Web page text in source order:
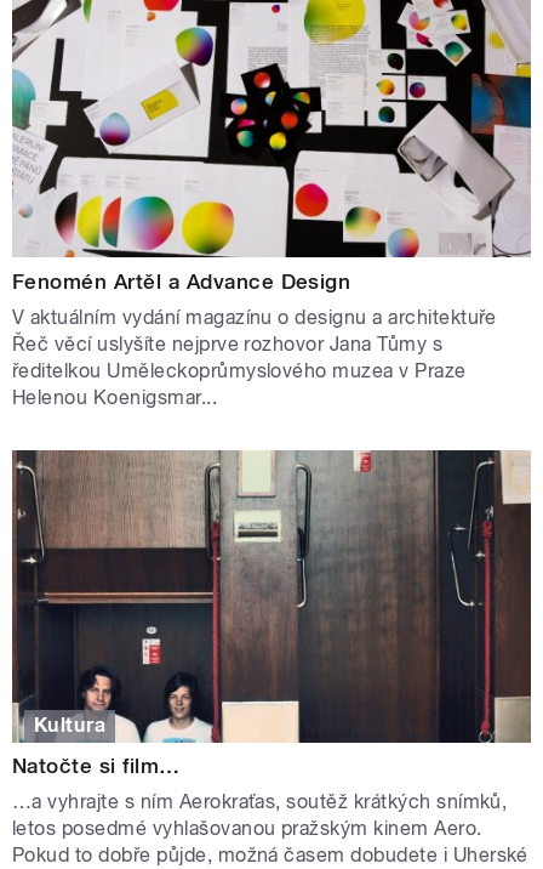
Fenomén Artěl a Advance Design
V aktuálním vydání magazínu o designu a architektuře
Řeč věcí uslyšíte nejprve rozhovor Jana Tůmy s
ředitelkou Uměleckoprůmyslového muzea v Praze
Helenou Koenigsmar...
Kultura
Natočte si film…
…a vyhrajte s ním Aerokraťas, soutěž krátkých snímků,
letos posedmé vyhlašovanou pražským kinem Aero.
Pokud to dobře půjde, možná časem dobudete i Uherské